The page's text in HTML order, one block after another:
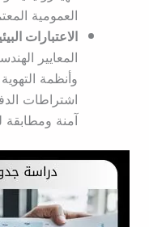
العمومية
الاعتبارات
المعايير
وأنظمة
اشتراطات
آمنة ومطابقة